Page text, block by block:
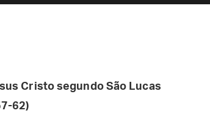
Cristo segundo São Lucas
62)